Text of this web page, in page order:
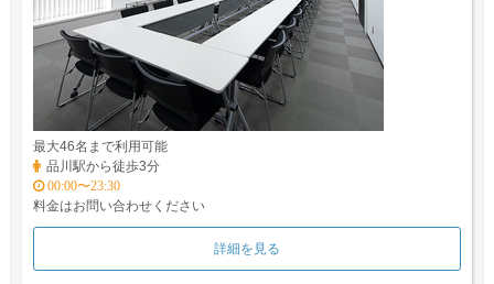
最大46名まで利用可能
品川駅から徒歩3分
00:00〜23:30
料金はお問い合わせください
詳細を見る